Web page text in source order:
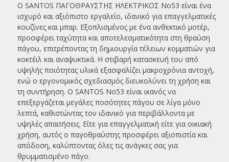
Ο SANTOS ΠΑΓΟΘΡΑΥΣΤΗΣ ΗΛΕΚΤΡΙΚΟΣ Νο53 είναι ένα
ισχυρό και αξιόπιστο εργαλείο, ιδανικό για επαγγελματικές
κουζίνες και μπαρ. Εξοπλισμένος με ένα ανθεκτικό μοτέρ,
προσφέρει ταχύτητα και αποτελεσματικότητα στη θραύση
πάγου, επιτρέποντας τη δημιουργία τέλειων κομματιών για
κοκτέιλ και αναψυκτικά. Η στιβαρή κατασκευή του από
υψηλής ποιότητας υλικά εξασφαλίζει μακροχρόνια αντοχή,
ενώ ο εργονομικός σχεδιασμός διευκολύνει τη χρήση και
τη συντήρηση. Ο SANTOS Νο53 είναι ικανός να
επεξεργάζεται μεγάλες ποσότητες πάγου σε λίγα μόνο
λεπτά, καθιστώντας τον ιδανικό για περιβάλλοντα με
υψηλές απαιτήσεις. Είτε για επαγγελματική είτε για οικιακή
χρήση, αυτός ο παγοθραύστης προσφέρει αξιοπιστία και
απόδοση, καλύπτοντας όλες τις ανάγκες σας για
θρυμματισμένο πάγο.